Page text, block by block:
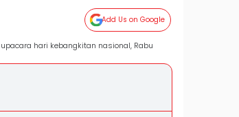
Add Us on Google
hari kebangkitan nasional, Rabu